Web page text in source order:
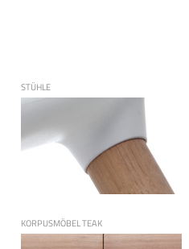
STÜHLE
KORPUSMÖBEL TEAK